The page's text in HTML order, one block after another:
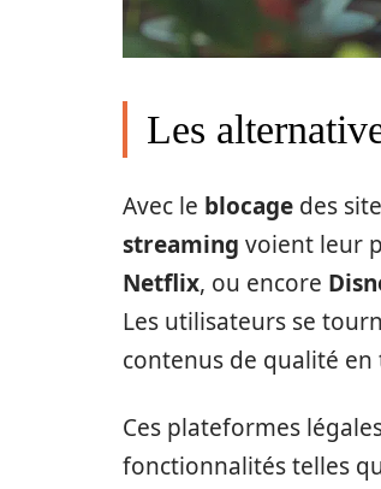
Les
Avec le blocage des
streaming voient leur
Netflix, ou encore
Les utilisateurs se
contenus de qualité
Ces plateformes
fonctionnalités telles